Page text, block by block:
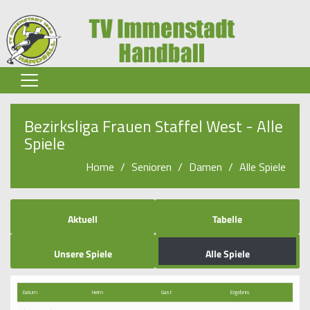
Home
Senioren
Spielbetrieb
Partner-Infos
Sponsoren
Bezirksliga Frauen Staffel West - Alle
Spiele
Home Senioren Damen Alle Spiele
Aktuell Tabelle
Unsere Spiele Alle Spiele
Datum Heim Gast Ergebnis